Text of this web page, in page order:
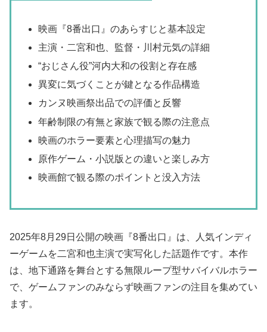
映画『8番出口』のあらすじと基本設定
主演・二宮和也、監督・川村元気の詳細
“おじさん役”河内大和の役割と存在感
異変に気づくことが鍵となる作品構造
カンヌ映画祭出品での評価と反響
年齢制限の有無と家族で観る際の注意点
映画のホラー要素と心理描写の魅力
原作ゲーム・小説版との違いと楽しみ方
映画館で観る際のポイントと没入方法
2025年8月29日公開の映画『8番出口』は、人気インディ
ーゲームを二宮和也主演で実写化した話題作です。本作
は、地下通路を舞台とする無限ループ型サバイバルホラー
で、ゲームファンのみならず映画ファンの注目を集めてい
ます。